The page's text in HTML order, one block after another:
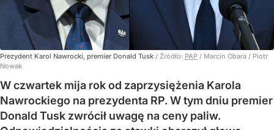
Prezydent Karol Nawrocki, premier Donald Tusk / Źródło: PAP / Marcin Obara / Piotr
Nowak
W czwartek mija rok od zaprzysiężenia Karola
Nawrockiego na prezydenta RP. W tym dniu premier
Donald Tusk zwrócił uwagę na ceny paliw.